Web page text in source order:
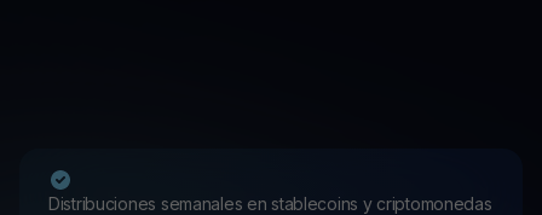
Distribuciones semanales en stablecoins y criptomonedas